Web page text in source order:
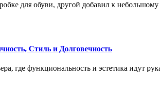
для обуви, другой добавил к
Стиль и Долговечность
где функциональность и эстетика идут